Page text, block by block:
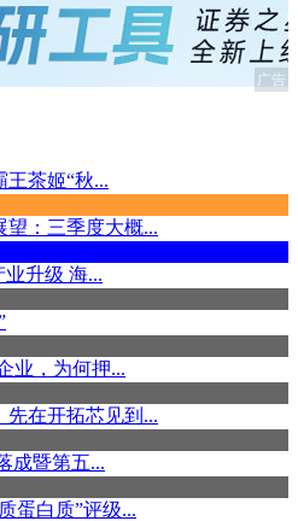
广告
王茶姬“秋...
望：三季度大概...
业升级 海...
业，为何押...
先在开拓芯见到...
成暨第五...
蛋白质”评级...